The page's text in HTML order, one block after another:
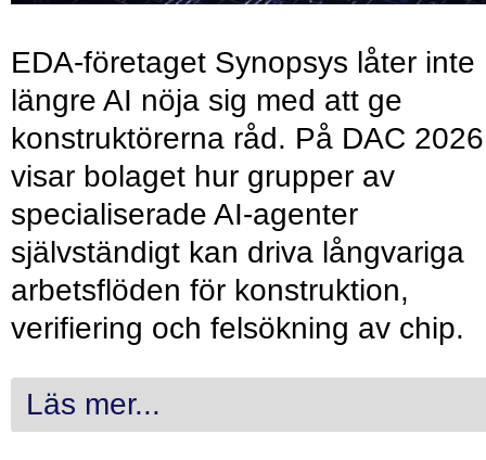
EDA-företaget Synopsys låter inte
längre AI nöja sig med att ge
konstruktörerna råd. På DAC 2026
visar bolaget hur grupper av
specialiserade AI-agenter
självständigt kan driva långvariga
arbetsflöden för konstruktion,
verifiering och felsökning av chip.
Läs mer...